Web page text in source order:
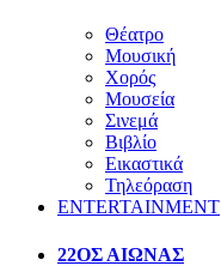
Θέατρο
Μουσική
Χορός
Μουσεία
Σινεμά
Βιβλίο
Εικαστικά
Τηλεόραση
ENTERTAINMENT
22ΟΣ ΑΙΩΝΑΣ